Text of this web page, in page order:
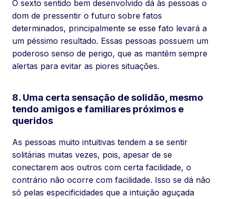
O sexto sentido bem desenvolvido dá às pessoas o
dom de pressentir o futuro sobre fatos
determinados, principalmente se esse fato levará a
um péssimo resultado. Essas pessoas possuem um
poderoso senso de perigo, que as mantêm sempre
alertas para evitar as piores situações.
8. Uma certa sensação de solidão, mesmo
tendo amigos e familiares próximos e
queridos
As pessoas muito intuitivas tendem a se sentir
solitárias muitas vezes, pois, apesar de se
conectarem aos outros com certa facilidade, o
contrário não ocorre com facilidade. Isso se dá não
só pelas especificidades que a intuição aguçada